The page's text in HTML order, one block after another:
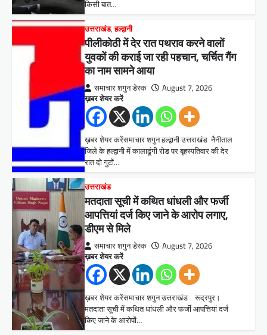
किसी बात…
उत्तराखंड,हल्द्वानी
पीलीकोठी में देर रात पथराव करने वालों
युवकों की कराई जा रही पहचान, चर्चित गैंग
का नाम सामने आया
समाचार शगुन डेस्क August 7, 2026
ख़बर शेयर करें
ख़बर शेयर करेंसमाचार शगुन हल्द्वानी उत्तराखंड नैनीताल
जिले के हल्द्वानी में कालाढूंगी रोड पर बृहस्पतिवार की देर
रात दो गुटों…
उत्तराखंड
मतदाता सूची में कथित धांधली और फर्जी
आपत्तियां दर्ज किए जाने के आरोप लगाए,
डीएम से मिले
समाचार शगुन डेस्क August 7, 2026
ख़बर शेयर करें
ख़बर शेयर करेंसमाचार शगुन उत्तराखंड रूद्रपुर।
मतदाता सूची में कथित धांधली और फर्जी आपत्तियां दर्ज
किए जाने के आरोपों…